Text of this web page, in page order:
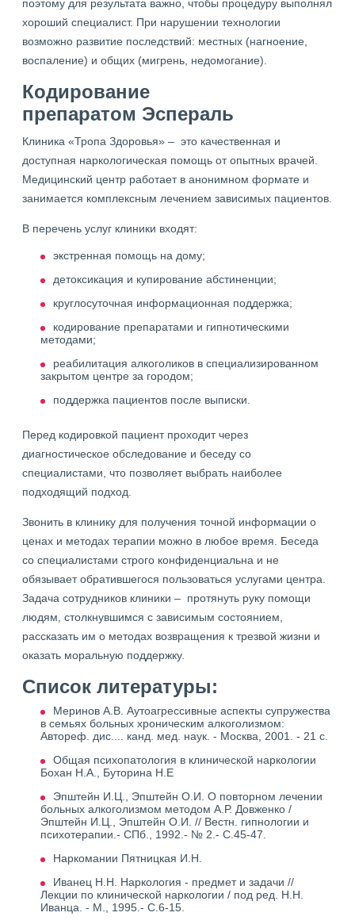
поэтому для результата важно, чтобы процедуру выполнял
хороший специалист. При нарушении технологии
возможно развитие последствий: местных (нагноение,
воспаление) и общих (мигрень, недомогание).
Кодирование
препаратом Эспераль
Клиника «Тропа Здоровья» – это качественная и
доступная наркологическая помощь от опытных врачей.
Медицинский центр работает в анонимном формате и
занимается комплексным лечением зависимых пациентов.
В перечень услуг клиники входят:
экстренная помощь на дому;
детоксикация и купирование абстиненции;
круглосуточная информационная поддержка;
кодирование препаратами и гипнотическими
методами;
реабилитация алкоголиков в специализированном
закрытом центре за городом;
поддержка пациентов после выписки.
Перед кодировкой пациент проходит через
диагностическое обследование и беседу со
специалистами, что позволяет выбрать наиболее
подходящий подход.
Звонить в клинику для получения точной информации о
ценах и методах терапии можно в любое время. Беседа
со специалистами строго конфиденциальна и не
обязывает обратившегося пользоваться услугами центра.
Задача сотрудников клиники – протянуть руку помощи
людям, столкнувшимся с зависимым состоянием,
рассказать им о методах возвращения к трезвой жизни и
оказать моральную поддержку.
Список литературы:
Меринов А.В. Аутоагрессивные аспекты супружества
в семьях больных хроническим алкоголизмом:
Автореф. дис.... канд. мед. наук. - Москва, 2001. - 21 с.
Общая психопатология в клинической наркологии
Бохан Н.А., Буторина Н.Е
Эпштейн И.Ц., Эпштейн О.И. О повторном лечении
больных алкоголизмом методом А.Р. Довженко /
Эпштейн И.Ц., Эпштейн О.И. // Вестн. гипнологии и
психотерапии.- СПб., 1992.- № 2.- С.45-47.
Наркомании Пятницкая И.Н.
Иванец Н.Н. Наркология - предмет и задачи //
Лекции по клинической наркологии / под ред. Н.Н.
Иванца. - М., 1995.- С.6-15.